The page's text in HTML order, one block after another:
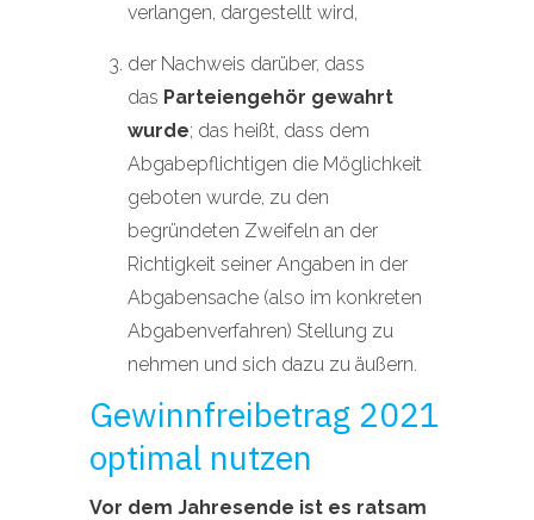
verlangen, dargestellt wird,
der Nachweis darüber, dass
das Parteiengehör gewahrt
wurde; das heißt, dass dem
Abgabepflichtigen die Möglichkeit
geboten wurde, zu den
begründeten Zweifeln an der
Richtigkeit seiner Angaben in der
Abgabensache (also im konkreten
Abgabenverfahren) Stellung zu
nehmen und sich dazu zu äußern.
Gewinnfreibetrag 2021
optimal nutzen
Vor dem Jahresende ist es ratsam